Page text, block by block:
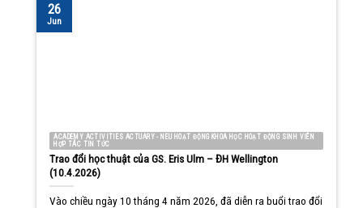
ACADEMY ACTIVITIES ACTUARY - NEU HOẠT ĐỘNG KHOA HỌC HOẠT ĐỘNG SINH VIÊN
HỢP TÁC TIN TỨC
Trao đổi học thuật của GS. Eris Ulm – ĐH Wellington
(10.4.2026)
Vào chiều ngày 10 tháng 4 năm 2026, đã diễn ra buổi trao đổi
26
Jun